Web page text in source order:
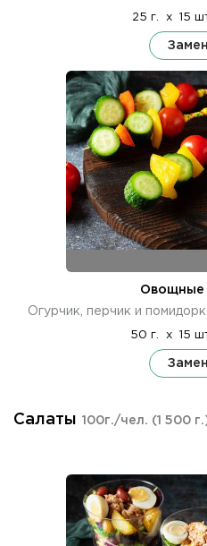
25 г. x 15
Овощные
Огурчик, перчик и
50 г. x 15
Салаты 100г./чел. (1 500